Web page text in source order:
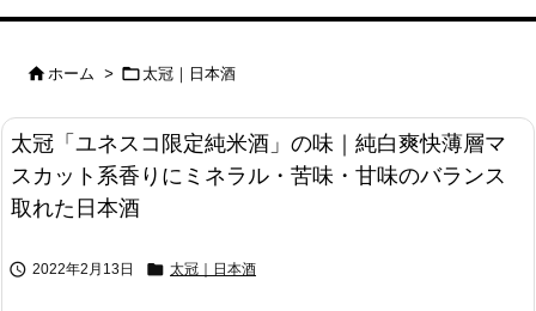

 ホーム > 太冠｜日本酒
太冠「ユネスコ限定純米酒」の味｜純白爽快薄層マ
スカット系香りにミネラル・苦味・甘味のバランス
取れた日本酒
 2022年2月13日  太冠｜日本酒